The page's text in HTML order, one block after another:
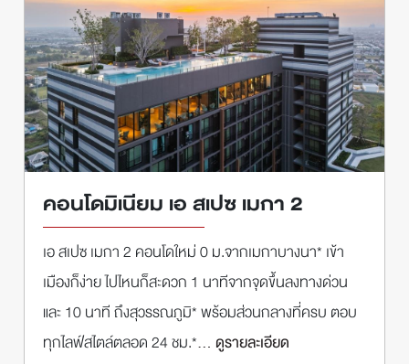
คอนโดมิเนียม เอ สเปซ เมกา 2
เอ สเปซ เมกา 2 คอนโดใหม่ 0 ม.จากเมกาบางนา* เข้า
เมืองก็ง่าย ไปไหนก็สะดวก 1 นาทีจากจุดขึ้นลงทางด่วน
และ 10 นาที ถึงสุวรรณภูมิ* พร้อมส่วนกลางที่ครบ ตอบ
ทุกไลฟ์สไตล์ตลอด 24 ชม.*... ดูรายละเอียด